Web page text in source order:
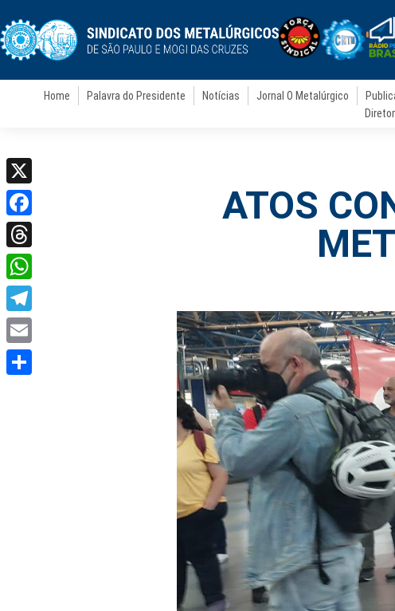
Home Palavra do Presidente Notícias Jornal O Metalúrgico
ATOS
X
Facebook
Threads
WhatsApp
Telegram
Email